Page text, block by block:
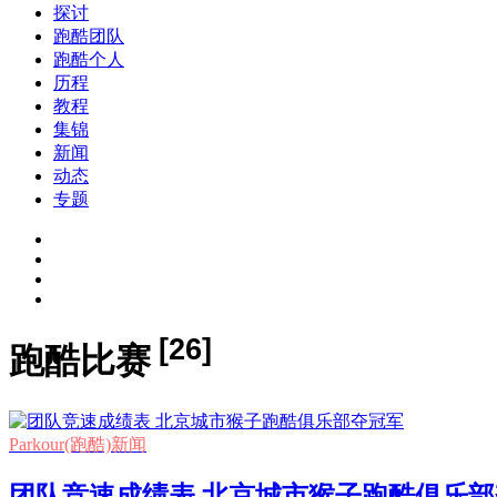
探讨
跑酷团队
跑酷个人
历程
教程
集锦
新闻
动态
专题
跑酷比赛 [26]
Parkour(跑酷)新闻